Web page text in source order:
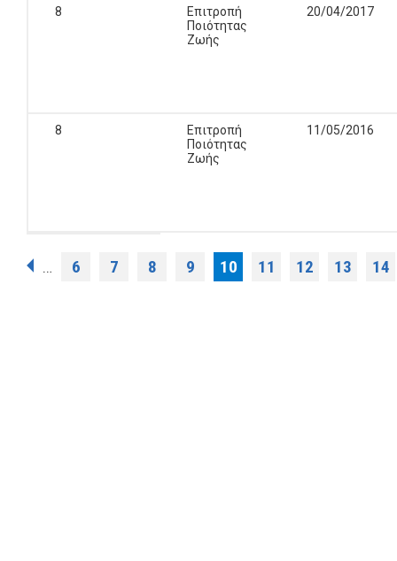
8
Επιτροπή
Ποιότητας
Ζωής
20/04/2017
8
Επιτροπή
Ποιότητας
Ζωής
11/05/2016
Σελίδες
… 6 7 8 9 10 11 12 13 14